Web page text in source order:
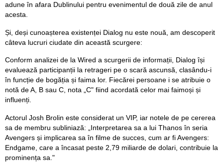
adune în afara Dublinului pentru evenimentul de două zile de anul
acesta.
Și, deși cunoașterea existenței Dialog nu este nouă, am descoperit
câteva lucruri ciudate din această scurgere:
Conform analizei de la Wired a scurgerii de informații, Dialog își
evaluează participanții la retrageri pe o scară ascunsă, clasându-i
în funcție de bogăția și faima lor. Fiecărei persoane i se atribuie o
notă de A, B sau C, nota „C" fiind acordată celor mai faimoși și
influenți.
Actorul Josh Brolin este considerat un VIP, iar notele de pe cererea
sa de membru subliniază: „Interpretarea sa a lui Thanos în seria
Avengers și implicarea sa în filme de succes, cum ar fi Avengers:
Endgame, care a încasat peste 2,79 miliarde de dolari, contribuie la
prominența sa."